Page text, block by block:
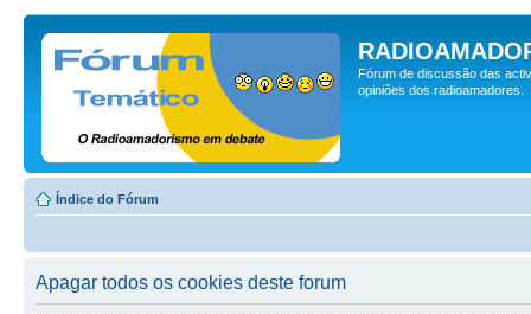
Fórum de discussão das
opiniões dos radioamadores.
Índice do Fórum
Apagar todos os cookies deste forum